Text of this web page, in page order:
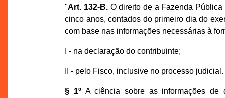
"Art. 132-B. O direito de a Fazenda
cinco anos, contados do primeiro dia do
com base nas informações necessárias à
I - na declaração do contribuinte;
II - pelo Fisco, inclusive no processo judicial.
§ 1º A ciência sobre as informações